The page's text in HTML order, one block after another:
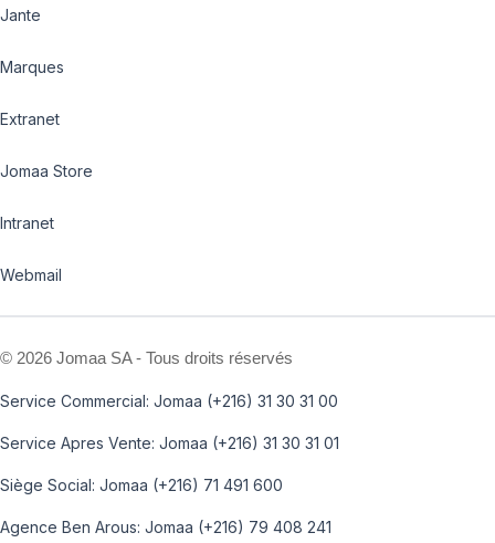
Jante
Marques
Extranet
Jomaa Store
Intranet
Webmail
© 2026 Jomaa SA - Tous droits réservés
Service Commercial: Jomaa (+216) 31 30 31 00
Service Apres Vente: Jomaa (+216) 31 30 31 01
Siège Social: Jomaa (+216) 71 491 600
Agence Ben Arous: Jomaa (+216) 79 408 241